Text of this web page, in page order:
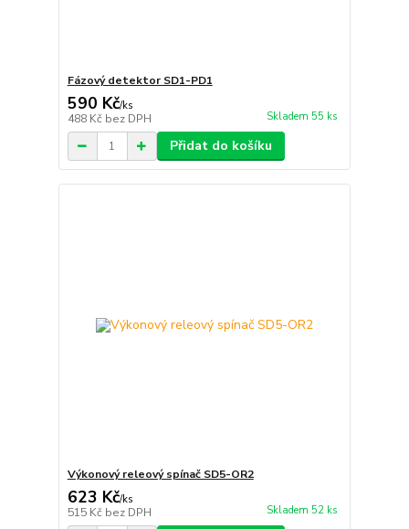
Fázový detektor SD1-PD1
590 Kč/ks
488 Kč bez DPH Skladem 55 ks
Přidat do košíku
Výkonový releový spínač SD5-OR2
623 Kč/ks
515 Kč bez DPH Skladem 52 ks